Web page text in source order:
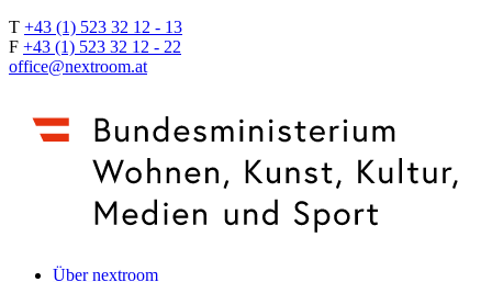
T +43 (1) 523 32 12 - 13
F +43 (1) 523 32 12 - 22
office@nextroom.at
Über nextroom